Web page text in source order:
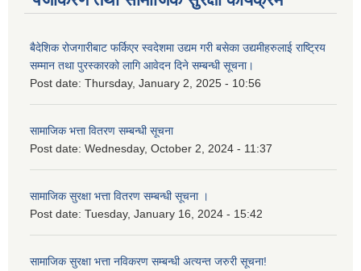
बैदेशिक रोजगारीबाट फर्किएर स्वदेशमा उद्यम गरी बसेका उद्यमीहरुलाई राष्‍ट्रिय
सम्मान तथा पुरस्कारको लागि आवेदन दिने सम्बन्धी सूचना।
Post date: Thursday, January 2, 2025 - 10:56
सामाजिक भत्ता वितरण सम्बन्धी सूचना
Post date: Wednesday, October 2, 2024 - 11:37
सामाजिक सुरक्षा भत्ता वितरण सम्बन्धी सूचना ।
Post date: Tuesday, January 16, 2024 - 15:42
सामाजिक सुरक्षा भत्ता नविकरण सम्बन्धी अत्यन्त जरुरी सूचना!